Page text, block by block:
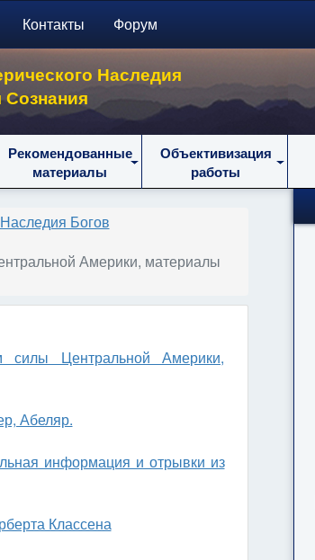
Контакты Форум
Наследия
Сознания
Рекомендованные
материалы
Объективизация
работы
Богов
Америки, материалы
силы Центральной Америки,
Абеляр.
информация и отрывки из
Классена